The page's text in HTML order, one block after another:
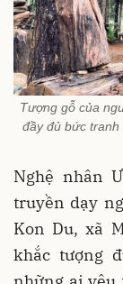
Tượng gỗ của
đầy đủ bức tranh
Nghệ nhân
truyền dạy
Kon Du, xã
khắc tượng